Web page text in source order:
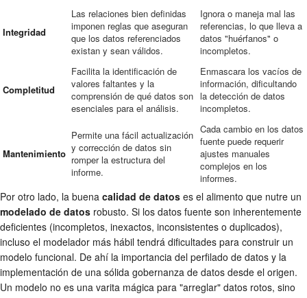
Integridad
Las relaciones bien definidas
imponen reglas que aseguran
que los datos referenciados
existan y sean válidos.
Ignora o maneja mal las
referencias, lo que lleva a
datos "huérfanos" o
incompletos.
Completitud
Facilita la identificación de
valores faltantes y la
comprensión de qué datos son
esenciales para el análisis.
Enmascara los vacíos de
información, dificultando
la detección de datos
incompletos.
Mantenimiento
Permite una fácil actualización
y corrección de datos sin
romper la estructura del
informe.
Cada cambio en los datos
fuente puede requerir
ajustes manuales
complejos en los
informes.
Por otro lado, la buena calidad de datos es el alimento que nutre un
modelado de datos robusto. Si los datos fuente son inherentemente
deficientes (incompletos, inexactos, inconsistentes o duplicados),
incluso el modelador más hábil tendrá dificultades para construir un
modelo funcional. De ahí la importancia del perfilado de datos y la
implementación de una sólida gobernanza de datos desde el origen.
Un modelo no es una varita mágica para "arreglar" datos rotos, sino